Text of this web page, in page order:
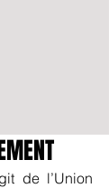
de l’Union